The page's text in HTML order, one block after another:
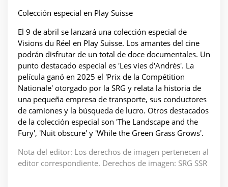
Colección especial en Play Suisse
El 9 de abril se lanzará una colección especial de
Visions du Réel en Play Suisse. Los amantes del cine
podrán disfrutar de un total de doce documentales. Un
punto destacado especial es 'Les vies d'Andrès'. La
película ganó en 2025 el 'Prix de la Compétition
Nationale' otorgado por la SRG y relata la historia de
una pequeña empresa de transporte, sus conductores
de camiones y la búsqueda de lucro. Otros destacados
de la colección especial son 'The Landscape and the
Fury', 'Nuit obscure' y 'While the Green Grass Grows'.
Nota del editor: Los derechos de imagen pertenecen al
editor correspondiente. Derechos de imagen: SRG SSR